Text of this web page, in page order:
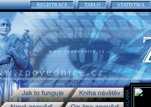
REGISTRACE TABLO STATISTIKA